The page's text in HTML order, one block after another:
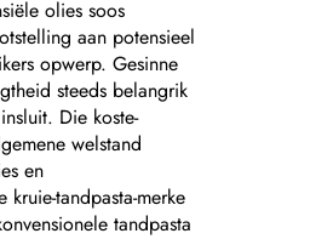
olies soos
aan potensieel
opwerp. Gesinne
steeds belangrik
Die koste-
welstand
en
tandpasta-merke
tandpasta